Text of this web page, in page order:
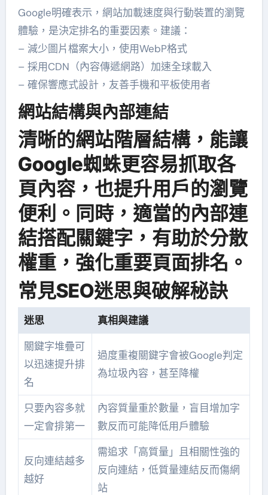
Google明確表示，網站加載速度與行動裝置的瀏覽
體驗，是決定排名的重要因素。建議：
– 減少圖片檔案大小，使用WebP格式
– 採用CDN（內容傳遞網路）加速全球載入
– 確保響應式設計，友善手機和平板使用者
網站結構與內部連結
清晰的網站階層結構，能讓
Google蜘蛛更容易抓取各
頁內容，也提升用戶的瀏覽
便利。同時，適當的內部連
結搭配關鍵字，有助於分散
權重，強化重要頁面排名。
常見SEO迷思與破解秘訣
迷思
真相與建議
關鍵字堆疊可
以迅速提升排
名
過度重複關鍵字會被Google判定
為垃圾內容，甚至降權
只要內容多就
一定會排第一
內容質量重於數量，盲目增加字
數反而可能降低用戶體驗
反向連結越多
越好
需追求「高質量」且相關性強的
反向連結，低質量連結反而傷網
站